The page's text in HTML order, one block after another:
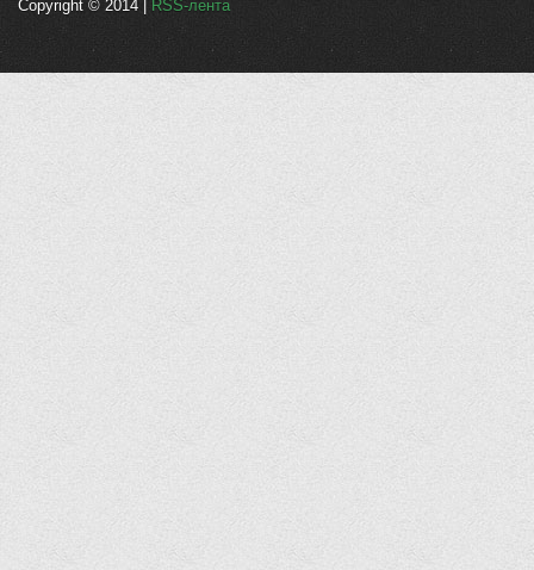
Copyright © 2014 | RSS-лента